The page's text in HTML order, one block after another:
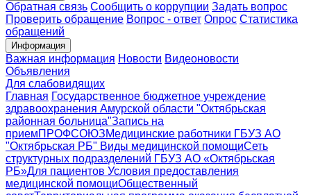
Обратная связь Сообщить о коррупции Задать вопрос
Проверить обращение Вопрос - ответ Опрос Статистика
обращений
Информация
Важная информация Новости Видеоновости
Объявления
Для слабовидящих
Главная Государственное бюджетное учреждение
здравоохранения Амурской области "Октябрьская
районная больница"Запись на
приемПРОФСОЮЗМедицинские работники ГБУЗ АО
"Октябрьская РБ" Виды медицинской помощиСеть
структурных подразделений ГБУЗ АО «Октябрьская
РБ»Для пациентов Условия предоставления
медицинской помощиОбщественный